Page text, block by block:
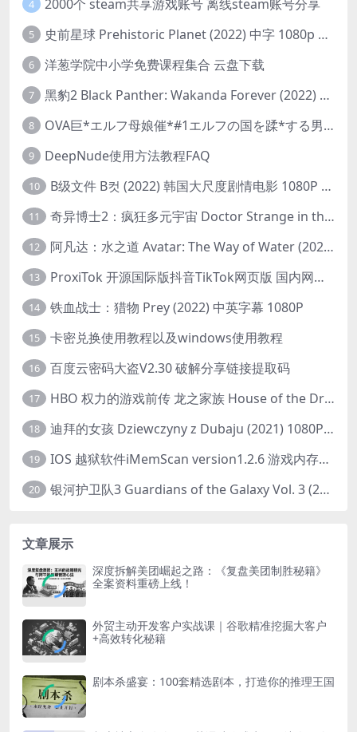
4 2000个 steam共享游戏账号 离线steam账号分享
5 史前星球 Prehistoric Planet (2022) 中字 1080p 高清 阿里云盘 2022.5.27已更新全集
6 洋葱学院中小学免费课程集合 云盘下载
7 黑豹2 Black Panther: Wakanda Forever (2022) 高清版
8 OVA巨*エルフ母娘催*#1エルフの国を蹂*する男。汚された女王と姫
9 DeepNude使用方法教程FAQ
10 B级文件 B컷 (2022) 韩国大尺度剧情电影 1080P 中字
11 奇异博士2：疯狂多元宇宙 Doctor Strange in the Multiverse of Madness (2022) 高清版1080p
12 阿凡达：水之道 Avatar: The Way of Water (2022) 1080p 2k 4k 中文字幕
13 ProxiTok 开源国际版抖音TikTok网页版 国内网络直连
14 铁血战士：猎物 Prey (2022) 中英字幕 1080P
15 卡密兑换使用教程以及windows使用教程
16 百度云密码大盗V2.30 破解分享链接提取码
17 HBO 权力的游戏前传 龙之家族 House of the Dragon (2022) 中字 1080P 更新4集
18 迪拜的女孩 Dziewczyny z Dubaju (2021) 1080P 中字
19 IOS 越狱软件iMemScan version1.2.6 游戏内存修改器
20 银河护卫队3 Guardians of the Galaxy Vol. 3 (2023)4K高清资源1080p只分享精品
文章展示
深度拆解美团崛起之路：《复盘美团制胜秘籍》
全案资料重磅上线！
外贸主动开发客户实战课｜谷歌精准挖掘大客户
+高效转化秘籍
剧本杀盛宴：100套精选剧本，打造你的推理王国